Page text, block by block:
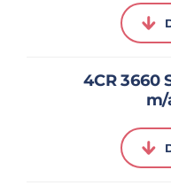
4CR 3660